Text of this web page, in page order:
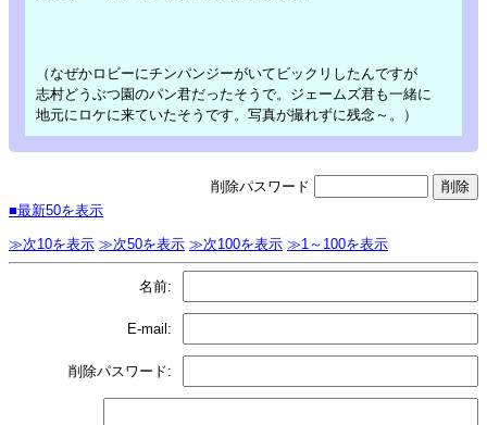
（なぜかロビーにチンパンジーがいてビックリしたんですが
志村どうぶつ園のパン君だったそうで。ジェームズ君も一緒に
地元にロケに来ていたそうです。写真が撮れずに残念～。）
削除パスワード
■最新50を表示
≫次10を表示 ≫次50を表示 ≫次100を表示 ≫1～100を表示
名前:
E-mail:
削除パスワード: